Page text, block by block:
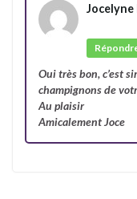
Jocelyne
Oui très bon, c’est
champignons de
Au plaisir
Amicalement Joce